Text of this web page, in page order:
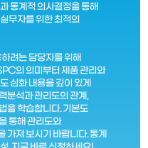
통계적 의사결정을 통해
무자를 위한 최적의
려는 담당자를 위해
의 의미부터 제품 관리와
심화 내용을 깊이 있게
분석과 관리도의 관계,
을 학습합니다. 기본도
통해 관리도와
가져 보시기 바랍니다. 통계